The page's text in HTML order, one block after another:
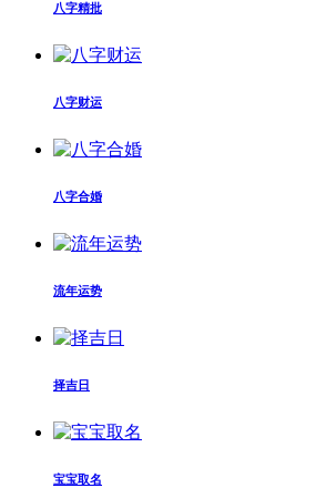
八字精批
八字财运
八字合婚
流年运势
择吉日
宝宝取名